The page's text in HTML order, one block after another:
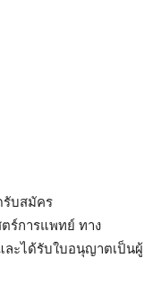
รับสมัคร
ร์การแพทย์ ทาง
ละได้รับใบอนุญาตเป็นผู้